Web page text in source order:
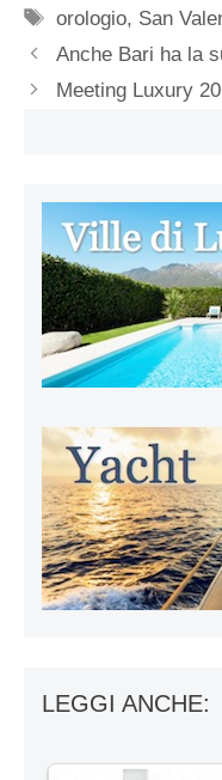
Tag
orologio, San
Anche Bari ha la
Meeting Luxury
LEGGI ANCHE: